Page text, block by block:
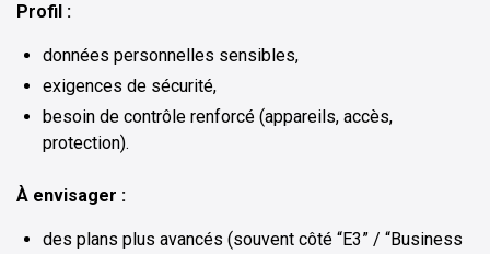
Profil :
données personnelles sensibles,
exigences de sécurité,
besoin de contrôle renforcé (appareils, accès,
protection).
À envisager :
des plans plus avancés (souvent côté “E3” / “Business